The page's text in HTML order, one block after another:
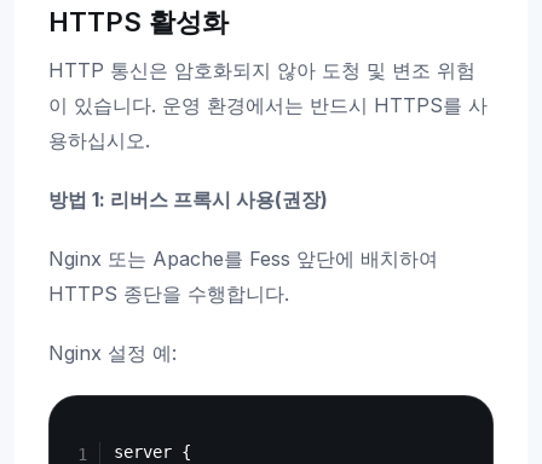
HTTPS 활성화
HTTP 통신은 암호화되지 않아 도청 및 변조 위험
이 있습니다. 운영 환경에서는 반드시 HTTPS를 사
용하십시오.
방법 1: 리버스 프록시 사용(권장)
Nginx 또는 Apache를 Fess 앞단에 배치하여
HTTPS 종단을 수행합니다.
Nginx 설정 예:
server {